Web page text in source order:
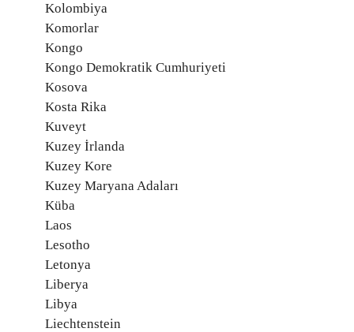
Kolombiya
Komorlar
Kongo
Kongo Demokratik Cumhuriyeti
Kosova
Kosta Rika
Kuveyt
Kuzey İrlanda
Kuzey Kore
Kuzey Maryana Adaları
Küba
Laos
Lesotho
Letonya
Liberya
Libya
Liechtenstein